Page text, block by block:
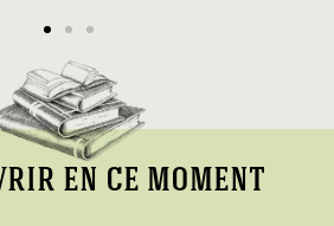
en ce moment